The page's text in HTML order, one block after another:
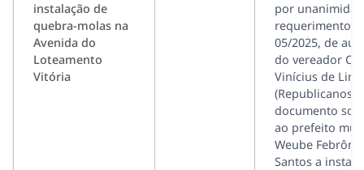
instalação de
quebra-molas na
Avenida do
Loteamento
Vitória
por
requerimento
05/2025, de
do vereador
Vinícius de Lima
(Republicanos).
documento
ao prefeito
Weube
Santos a